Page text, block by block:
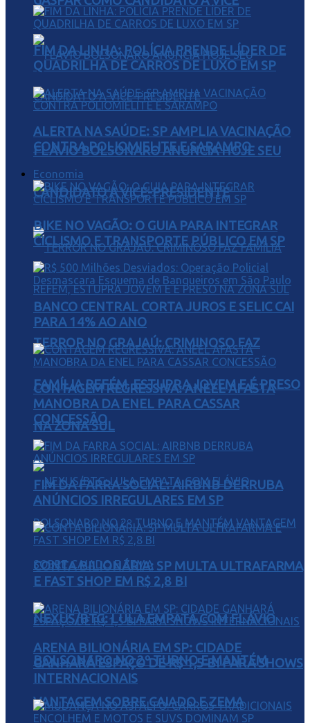
FLÁVIO BOLSONARO ANUNCIA HOJE SEU
CANDIDATO A VICE-PRESIDENTE
TERROR NO GRAJAÚ: CRIMINOSO FAZ
FAMÍLIA REFÉM, ESTUPRA JOVEM E É PRESO
NA ZONA SUL
NEXUS/BTG: LULA EMPATA COM FLÁVIO
BOLSONARO NO 2º TURNO E MANTÉM
VANTAGEM SOBRE CAIADO E ZEMA
FIM DA LINHA: POLÍCIA PRENDE LÍDER DE
QUADRILHA DE CARROS DE LUXO EM SP
ALERTA NA SAÚDE: SP AMPLIA VACINAÇÃO
CONTRA POLIOMIELITE E SARAMPO
Economia
BIKE NO VAGÃO: O GUIA PARA INTEGRAR
CICLISMO E TRANSPORTE PÚBLICO EM SP
BANCO CENTRAL CORTA JUROS E SELIC CAI
PARA 14% AO ANO
CONTAGEM REGRESSIVA: ANEEL AFASTA
MANOBRA DA ENEL PARA CASSAR
CONCESSÃO
FIM DA FARRA SOCIAL: AIRBNB DERRUBA
ANÚNCIOS IRREGULARES EM SP
CONTA BILIONÁRIA: SP MULTA ULTRAFARMA
E FAST SHOP EM R$ 2,8 BI
ARENA BILIONÁRIA EM SP: CIDADE
GANHARÁ ESPAÇO DE R$ 1,5 BI PARA SHOWS
INTERNACIONAIS